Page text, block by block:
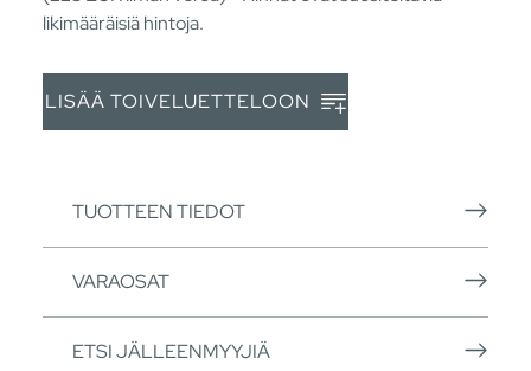
likimääräisiä hintoja.
LISÄÄ TOIVELUETTELOON
TUOTTEEN TIEDOT
VARAOSAT
ETSI JÄLLEENMYYJIÄ